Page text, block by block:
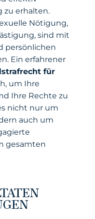
zu erhalten.
Nötigung,
sind mit
persönlichen
Ein erfahrener
für
um Ihre
Ihre Rechte zu
nicht nur um
auch um
gesamten